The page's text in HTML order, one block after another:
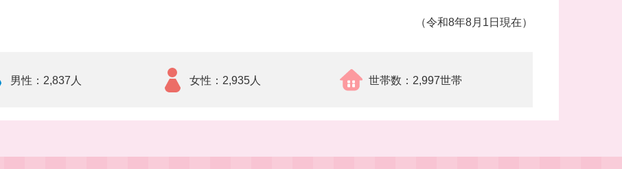
（令和8年8月1日現在）
男性 2,837人 女性 2,935人 世帯数 2,997世帯